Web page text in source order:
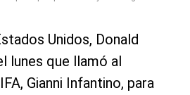
Unidos, Donald
lunes que llamó al
Gianni Infantino, para